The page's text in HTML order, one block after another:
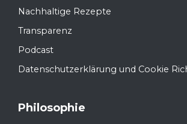
Nachhaltige Rezepte
Transparenz
Podcast
Datenschutzerklärung und Cookie
Philosophie